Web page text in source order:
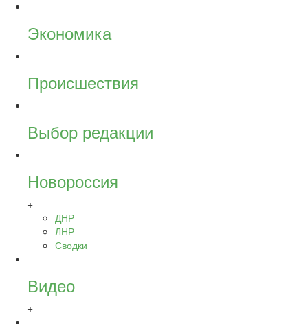
Экономика
Происшествия
Выбор редакции
Новороссия
+
ДНР
ЛНР
Сводки
Видео
+